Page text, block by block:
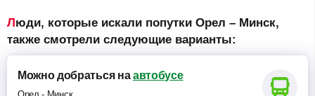
Люди, которые искали попутки Орел – Минск,
также смотрели следующие варианты:
Можно добратьсяна автобусе